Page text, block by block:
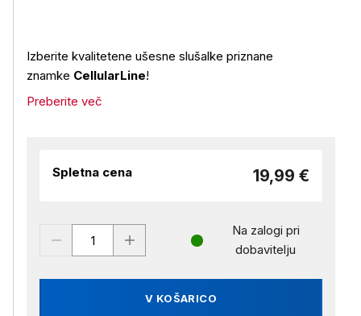
Izberite kvalitetene ušesne slušalke priznane
znamke CellularLine!
Preberite več
Spletna cena 19,99 €
V KOŠARICO
Na zalogi pri
dobavitelju